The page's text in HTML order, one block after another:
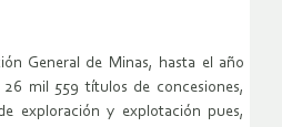
General de Minas, hasta el año
mil 559 títulos de concesiones,
exploración y explotación pues,